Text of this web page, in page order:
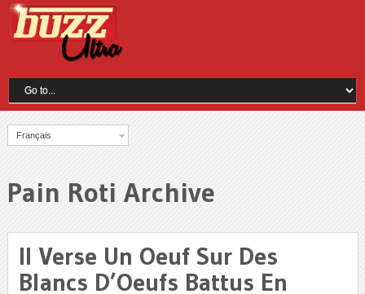
Français
Pain Roti Archive
Il Verse Un Oeuf Sur Des
Blancs D’Oeufs Battus En